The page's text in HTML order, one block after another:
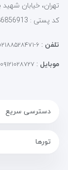
کد پستی : 1586856913
تلفن : ۶-۰۲۱۸۸۵۲۸۴۷۱
موبایل : ۰۹۱۲۱۰۲۸۷۲۷
دسترسی سریع
تورها